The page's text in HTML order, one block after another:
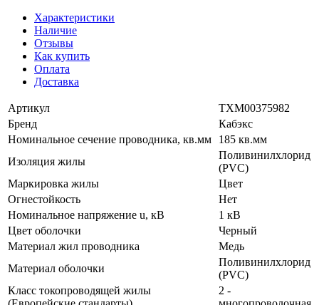
Характеристики
Наличие
Отзывы
Как купить
Оплата
Доставка
Артикул
ТХМ00375982
Бренд
Кабэкс
Номинальное сечение проводника, кв.мм
185 кв.мм
Изоляция жилы
Поливинилхлорид
(PVC)
Маркировка жилы
Цвет
Огнестойкость
Нет
Номинальное напряжение u, кВ
1 кВ
Цвет оболочки
Черный
Материал жил проводника
Медь
Материал оболочки
Поливинилхлорид
(PVC)
Класс токопроводящей жилы
2 -